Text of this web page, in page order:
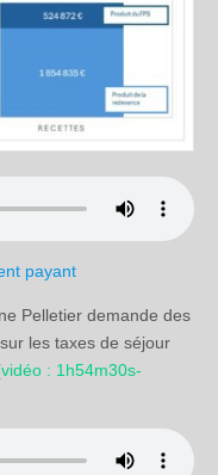
payant
Pelletier demande des
les taxes de séjour
vidéo : 1h54m30s-